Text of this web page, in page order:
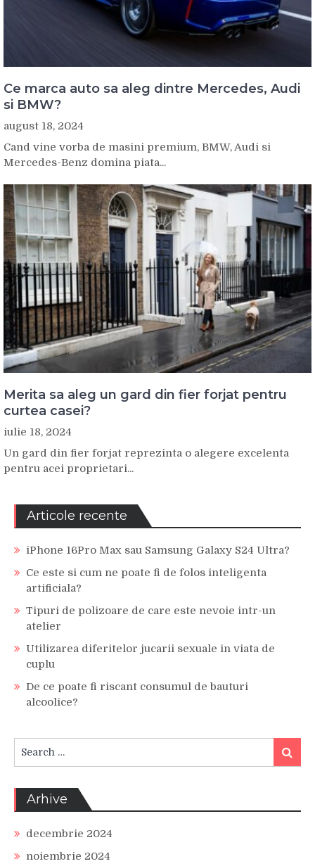
Ce marca auto sa aleg dintre Mercedes, Audi
si BMW?
august 18, 2024
Cand vine vorba de masini premium, BMW, Audi si
Mercedes-Benz domina piata...
Merita sa aleg un gard din fier forjat pentru
curtea casei?
iulie 18, 2024
Un gard din fier forjat reprezinta o alegere excelenta
pentru acei proprietari...
Articole recente
iPhone 16Pro Max sau Samsung Galaxy S24 Ultra?
Ce este si cum ne poate fi de folos inteligenta
artificiala?
Tipuri de polizoare de care este nevoie intr-un
atelier
Utilizarea diferitelor jucarii sexuale in viata de
cuplu
De ce poate fi riscant consumul de bauturi
alcoolice?
for:
Search
Arhive
decembrie 2024
noiembrie 2024